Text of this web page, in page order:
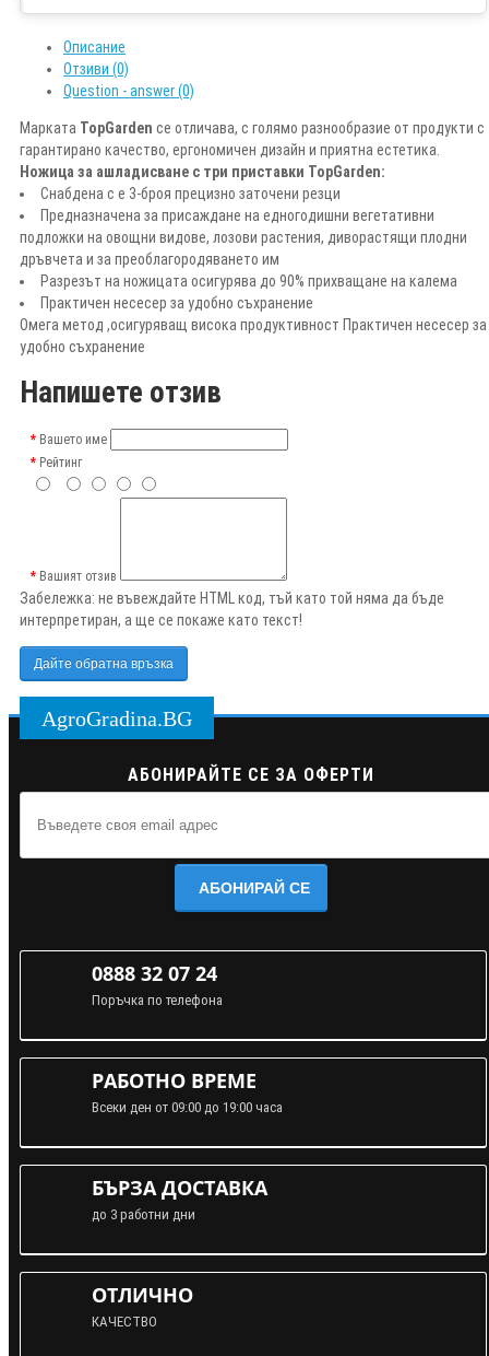
Описание
Отзиви (0)
Question - answer (0)
Марката TopGarden се отличава, с голямо разнообразие от продукти с
гарантирано качество, ергономичен дизайн и приятна естетика.
Ножица за ашладисване с три приставки TopGarden:
Снабдена с е 3-броя прецизно заточени резци
Предназначена за присаждане на едногодишни вегетативни
подложки на овощни видове, лозови растения, диворастящи плодни
дръвчета и за преоблагородяването им
Разрезът на ножицата осигурява до 90% прихващане на калема
Практичен несесер за удобно съхранение
Омега метод ,осигуряващ висока продуктивност Практичен несесер за
удобно съхранение
Напишете отзив
Вашето име
Рейтинг
Вашият отзив
Забележка: не въвеждайте HTML код, тъй като той няма да бъде
интерпретиран, а ще се покаже като текст!
Дайте обратна връзка
AgroGradina.BG
АБОНИРАЙТЕ СЕ ЗА ОФЕРТИ
АБОНИРАЙ СЕ
0888 32 07 24
Поръчка по телефона
РАБОТНО ВРЕМЕ
Всеки ден от 09:00 до 19:00 часа
БЪРЗА ДОСТАВКА
до 3 работни дни
ОТЛИЧНО
КАЧЕСТВО